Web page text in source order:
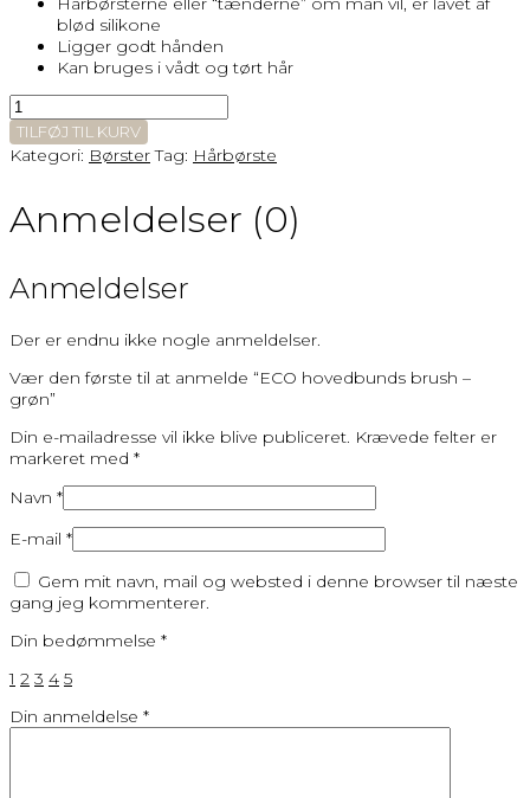
blød silikone
Ligger godt hånden
Kan bruges i vådt og tørt hår
ECO
hovedbunds
brush
-
antal
TILFØJ TIL KURV
Kategori: Børster Tag: Hårbørste
Anmeldelser (0)
Anmeldelser
Der er endnu ikke nogle anmeldelser.
Vær den første til at anmelde “ECO hovedbunds brush –
grøn”
Din e-mailadresse vil ikke blive publiceret. Krævede felter er
markeret med *
Navn *
E-mail *
Gem mit navn, mail og websted i denne browser til næste
gang jeg kommenterer.
Din bedømmelse *
1 2 3 4 5
Din anmeldelse *